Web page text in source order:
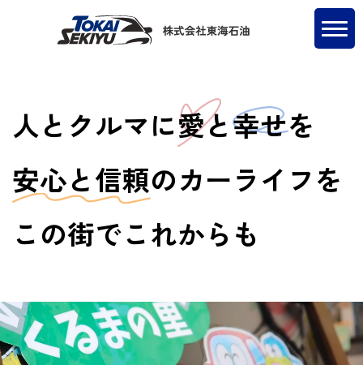
人とクルマに愛と幸せを
安心と信頼のカーライフを
この街でこれからも